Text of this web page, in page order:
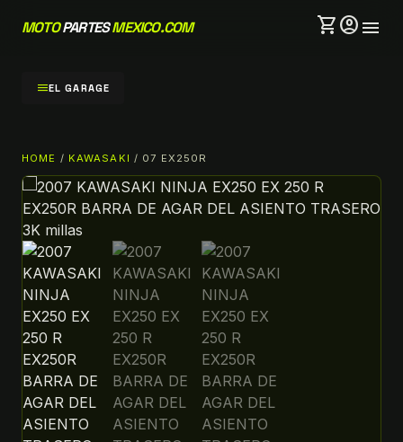
MOTOPARTESMEXICO.COM shopping_cartaccount_circlemenu
menuEL GARAGE
HOME / KAWASAKI / 07 EX250R